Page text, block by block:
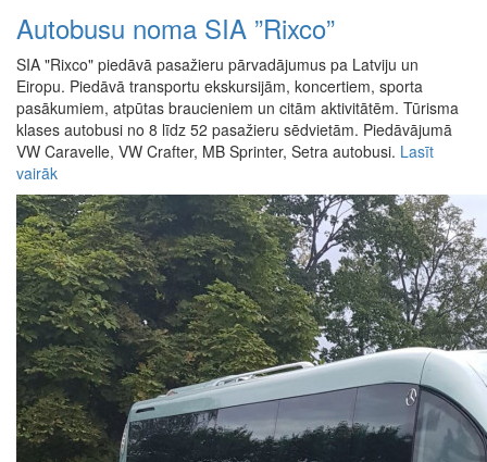
Autobusu noma SIA ”Rixco”
SIA "Rixco" piedāvā pasažieru pārvadājumus pa Latviju un
Eiropu. Piedāvā transportu ekskursijām, koncertiem, sporta
pasākumiem, atpūtas braucieniem un citām aktivitātēm. Tūrisma
klases autobusi no 8 līdz 52 pasažieru sēdvietām. Piedāvājumā
VW Caravelle, VW Crafter, MB Sprinter, Setra autobusi. Lasīt
vairāk